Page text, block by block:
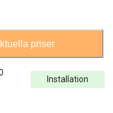
priser
Installation